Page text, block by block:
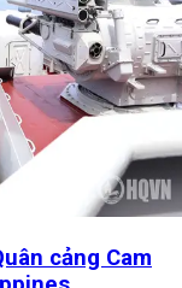
cảng Cam